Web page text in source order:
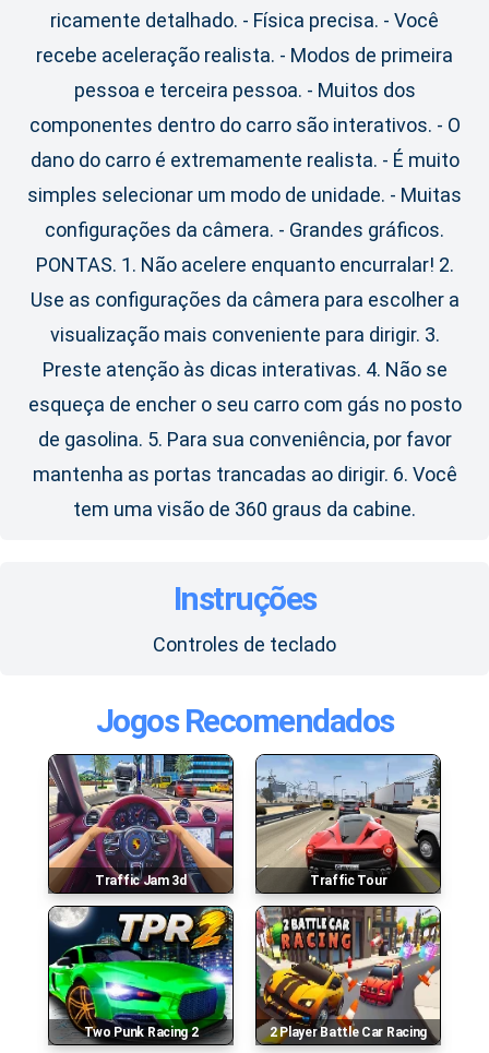
ricamente detalhado. - Física precisa. - Você
recebe aceleração realista. - Modos de primeira
pessoa e terceira pessoa. - Muitos dos
componentes dentro do carro são interativos. - O
dano do carro é extremamente realista. - É muito
simples selecionar um modo de unidade. - Muitas
configurações da câmera. - Grandes gráficos.
PONTAS. 1. Não acelere enquanto encurralar! 2.
Use as configurações da câmera para escolher a
visualização mais conveniente para dirigir. 3.
Preste atenção às dicas interativas. 4. Não se
esqueça de encher o seu carro com gás no posto
de gasolina. 5. Para sua conveniência, por favor
mantenha as portas trancadas ao dirigir. 6. Você
tem uma visão de 360 ​​graus da cabine.
Instruções
Controles de teclado
Jogos Recomendados
Traffic Jam 3d Traffic Tour
Two Punk Racing 2 2 Player Battle Car Racing